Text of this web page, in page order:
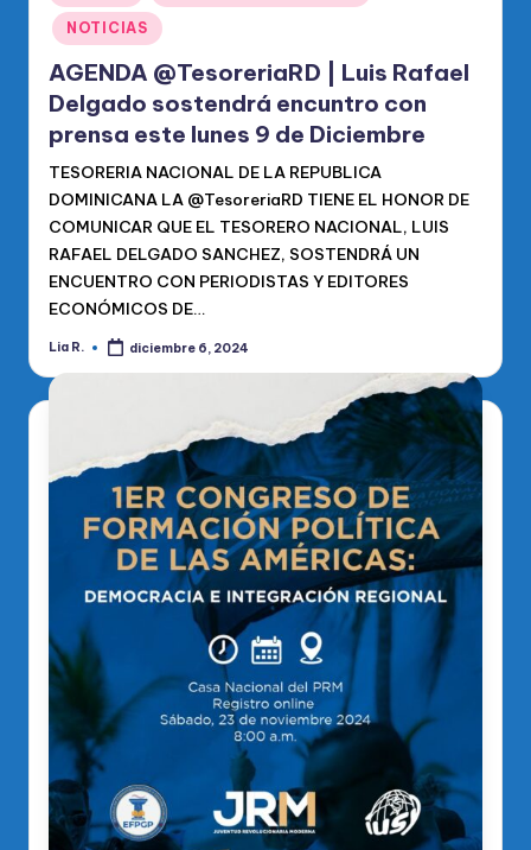
en
NOTICIAS
AGENDA @TesoreriaRD | Luis Rafael
Delgado sostendrá encuntro con
prensa este lunes 9 de Diciembre
TESORERIA NACIONAL DE LA REPUBLICA
DOMINICANA LA @TesoreriaRD TIENE EL HONOR DE
COMUNICAR QUE EL TESORERO NACIONAL, LUIS
RAFAEL DELGADO SANCHEZ, SOSTENDRÁ UN
ENCUENTRO CON PERIODISTAS Y EDITORES
ECONÓMICOS DE…
Publicado
Lia R. diciembre 6, 2024